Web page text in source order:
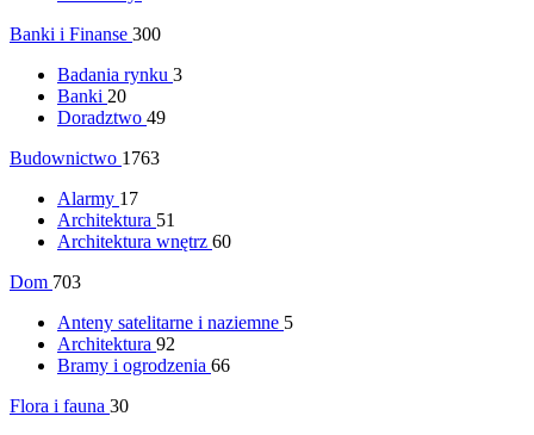
Banki i Finanse 300
Badania rynku 3
Banki 20
Doradztwo 49
Budownictwo 1763
Alarmy 17
Architektura 51
Architektura wnętrz 60
Dom 703
Anteny satelitarne i naziemne 5
Architektura 92
Bramy i ogrodzenia 66
Flora i fauna 30